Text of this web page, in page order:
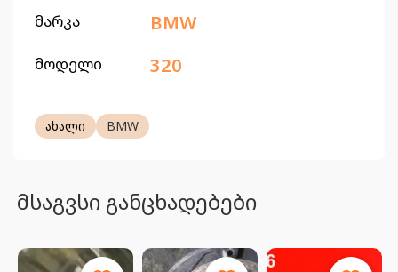
მარკა BMW
მოდელი 320
ახალი BMW
მსაგვსი განცხადებები